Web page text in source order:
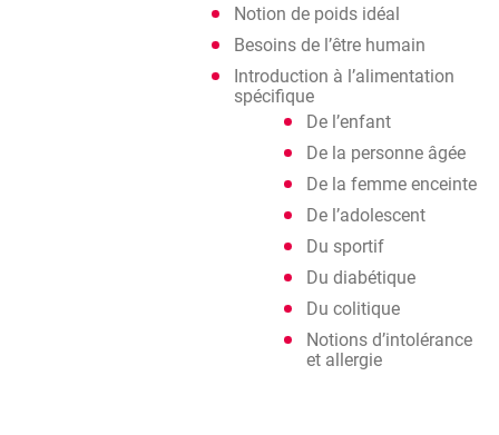
Notion de poids idéal
Besoins de l’être humain
Introduction à l’alimentation
spécifique
De l’enfant
De la personne âgée
De la femme enceinte
De l’adolescent
Du sportif
Du diabétique
Du colitique
Notions d’intolérance
et allergie